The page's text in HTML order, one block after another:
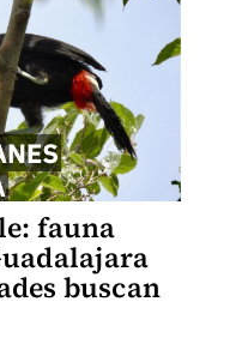
fauna
buscan